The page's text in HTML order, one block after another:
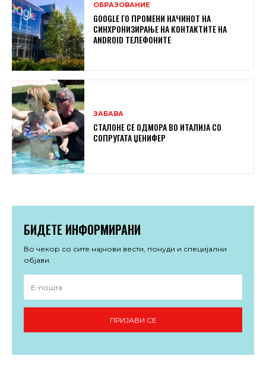
ОБРАЗОВАНИЕ
GOOGLE ГО ПРОМЕНИ НАЧИНОТ НА
СИНХРОНИЗИРАЊЕ НА КОНТАКТИТЕ НА
ANDROID ТЕЛЕФОНИТЕ
ЗАБАВА
СТАЛОНЕ СЕ ОДМОРА ВО ИТАЛИЈА СО
СОПРУГАТА ЏЕНИФЕР
БИДЕТЕ ИНФОРМИРАНИ
Во чекор со сите најнови вести, понуди и специјални
објави.
ПРИЈАВИ СЕ